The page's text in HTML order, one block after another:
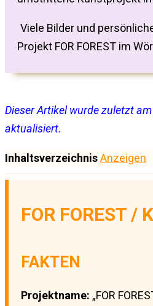
Viele Bilder und
Projekt FOR FOREST im
Dieser Artikel wurde zuletzt
aktualisiert.
InhaltsverzeichnisAnzeigen
FOR FOREST /
FAKTEN
Projektname: „FOR